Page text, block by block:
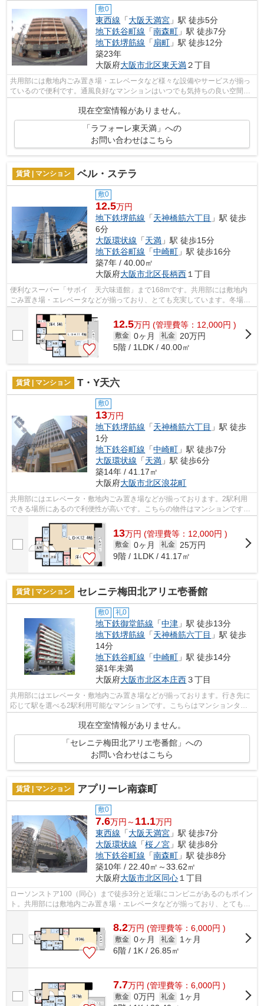
敷0
東西線 「大阪天満宮 」駅 徒歩5分
地下鉄谷町線 「南森町 」駅 徒歩7分
地下鉄堺筋線 「 扇町 」駅 徒歩12分
築23年
大阪府大阪市北区東天満２丁目
共用部には敷地内ごみ置き場・エレベータなど様々な設備やサービスが揃っ
ているので便利です。通風良好なマンションはいつでも気持ちの良い空間で
す。近くに駅が2つあるため、用途や行...
現在空室情報がありません。
「ラフォーレ東天満」への
お問い合わせはこちら
賃貸 | マンション ベル・ステラ
敷0
12.5万円
地下鉄堺筋線 「天神橋筋六丁目 」駅 徒歩
6分
大阪環状線 「天満 」駅 徒歩15分
地下鉄谷町線 「中崎町 」駅 徒歩16分
築7年 / 40.00㎡
大阪府大阪市北区長柄西１丁目
便利なスーパー「サボイ 天六味道館」まで168mです。共用部には敷地内
ごみ置き場・エレベータなどが揃っており、とても充実しています。冬場の
12.5万円 (管理費等：12,000円 )
敷金 0ヶ月 礼金
20万円
5階 / 1LDK / 40.00㎡
賃貸 | マンション T・Y天六
敷0
13万円
地下鉄堺筋線 「天神橋筋六丁目 」駅 徒歩
1分
地下鉄谷町線 「中崎町 」駅 徒歩7分
大阪環状線 「天満 」駅 徒歩6分
築14年 / 41.17㎡
大阪府大阪市北区浪花町
共用部にはエレベータ・敷地内ごみ置き場などが揃っております。2駅利用
できる場所にあるので利便性が高いです。こちらの物件はマンションです。
13万円 (管理費等：12,000円 )
敷金 0ヶ月 礼金
25万円
9階 / 1LDK / 41.17㎡
賃貸 | マンション セレニテ梅田北アリエ壱番館
敷0 礼0
地下鉄御堂筋線 「中津 」駅 徒歩13分
地下鉄堺筋線 「天神橋筋六丁目 」駅 徒歩
14分
地下鉄谷町線 「中崎町 」駅 徒歩14分
築1年未満
大阪府大阪市北区本庄西３丁目
共用部にはエレベータ・敷地内ごみ置き場などが揃っております。行き先に
応じて駅を選べる2駅利用可能なマンションです。こちらはマンションタイ
現在空室情報がありません。
「セレニテ梅田北アリエ壱番館」への
お問い合わせはこちら
賃貸 | マンション アプリーレ南森町
敷0
7.6万円～ 11.1万円
東西線 「大阪天満宮 」駅 徒歩7分
大阪環状線 「桜ノ宮 」駅 徒歩8分
地下鉄谷町線 「南森町 」駅 徒歩8分
築10年 / 22.40㎡～33.62㎡
大阪府大阪市北区同心 １丁目
ローソンストア100（同心）まで徒歩3分と近場にコンビニがあるのもポイン
ト。共用部には敷地内ごみ置き場・エレベータなどが揃っており、とても充
実しています。風通しが良好な物件で...
8.2万円 (管理費等：6,000円 )
敷金 0ヶ月 礼金
1ヶ月
6階 / 1K / 26.85㎡
7.7万円 (管理費等：6,000円 )
敷金 0万円 礼金
1ヶ月